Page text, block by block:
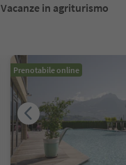
Vacanze in agriturismo
Prenotabile online